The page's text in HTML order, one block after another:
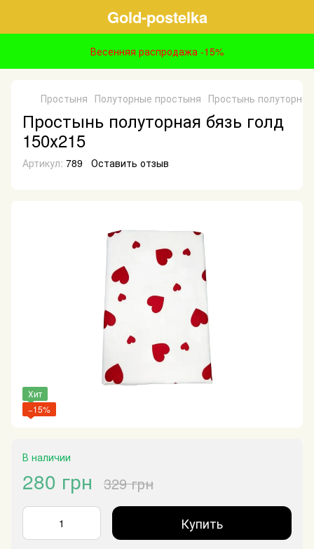
Gold-postelka
Весенняя распродажа -15%
Простыня Полуторные простыня Простынь
Простынь полуторная бязь голд
150х215
Артикул: 789 Оставить отзыв
Хит
−15%
В наличии
280 грн 329 грн
Купить